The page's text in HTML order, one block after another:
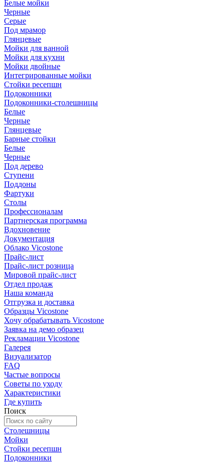
Белые мойки
Черные
Серые
Под мрамор
Глянцевые
Мойки для ванной
Мойки для кухни
Мойки двойные
Интегрированные мойки
Стойки ресепшн
Подоконники
Подоконники-столешницы
Белые
Черные
Глянцевые
Барные стойки
Белые
Черные
Под дерево
Ступени
Поддоны
Фартуки
Столы
Профессионалам
Партнерская программа
Вдохновение
Документация
Облако Vicostone
Прайс-лист
Прайс-лист розница
Мировой прайс-лист
Отдел продаж
Наша команда
Отгрузка и доставка
Образцы Vicostone
Хочу обрабатывать Vicostone
Заявка на демо образец
Рекламации Vicostone
Галерея
Визуализатор
FAQ
Частые вопросы
Советы по уходу
Характеристики
Где купить
Поиск
Столешницы
Мойки
Стойки ресепшн
Подоконники